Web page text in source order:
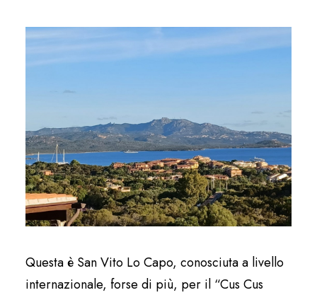
Questa è San Vito Lo Capo, conosciuta a livello
internazionale, forse di più, per il “Cus Cus